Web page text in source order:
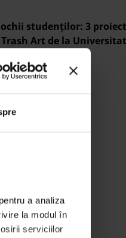
a analiza
la modul în
serviciilor
studenților: 3
Art de la
(1)